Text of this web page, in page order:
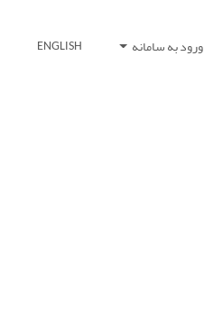
ورود به سامانه ENGLISH